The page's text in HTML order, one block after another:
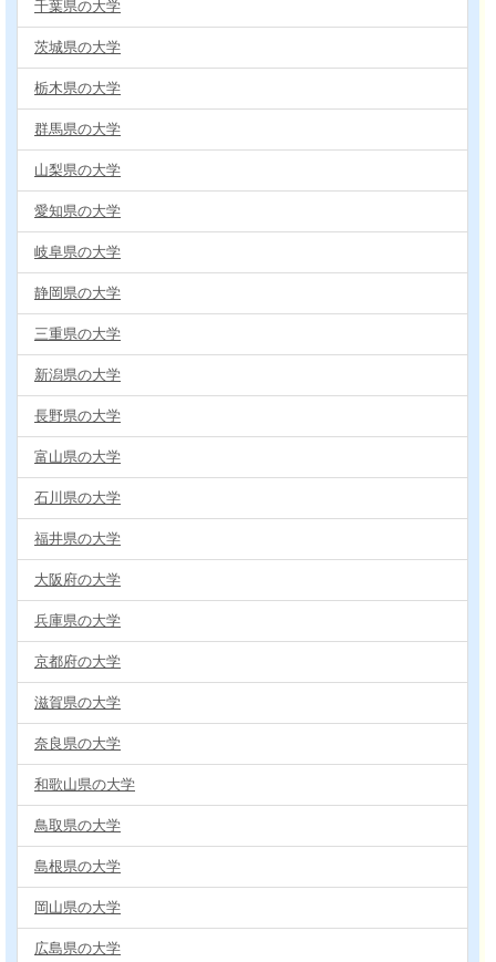
千葉県の大学
茨城県の大学
栃木県の大学
群馬県の大学
山梨県の大学
愛知県の大学
岐阜県の大学
静岡県の大学
三重県の大学
新潟県の大学
長野県の大学
富山県の大学
石川県の大学
福井県の大学
大阪府の大学
兵庫県の大学
京都府の大学
滋賀県の大学
奈良県の大学
和歌山県の大学
鳥取県の大学
島根県の大学
岡山県の大学
広島県の大学